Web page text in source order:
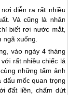
diễn ra rất nhiều
Và cũng là nhân
biết rơi nước mắt,
xuống.
vào ngày 4 tháng
rất nhiều chiếc lá
những tấm ảnh
dấu mốc quan trọng
đất liền, chấm dứt